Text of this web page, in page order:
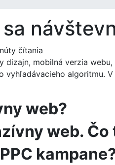
čítania
dizajn, mobilná verzia
vyhľadávacieho algoritmu.
web?
web. Čo